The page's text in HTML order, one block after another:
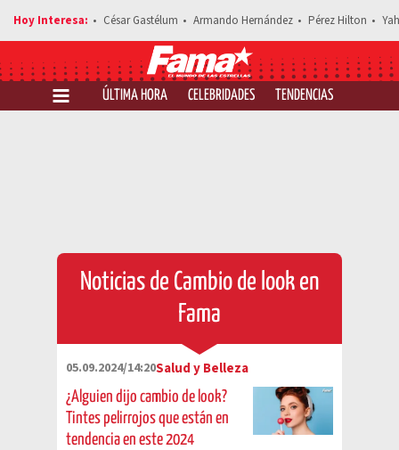
César Gastélum Armando Hernández Pérez Hilton
ÚLTIMA HORA CELEBRIDADES TENDENCIAS
Noticias de Cambio de look en
Fama
05.09.2024/14:20Salud y Belleza
¿Alguien dijo cambio de look?
Tintes pelirrojos que están en
tendencia en este 2024